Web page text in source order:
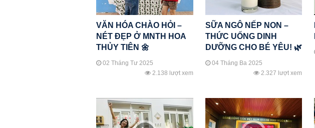
VĂN HÓA CHÀO HỎI –
NÉT ĐẸP Ở MNTH HOA
THỦY TIÊN 🌼
02 Tháng Tư 2025
2.138 lượt xem
SỮA NGÔ NẾP NON –
THỨC UỐNG DINH
DƯỠNG CHO BÉ YÊU! 🌿
04 Tháng Ba 2025
2.327 lượt xem